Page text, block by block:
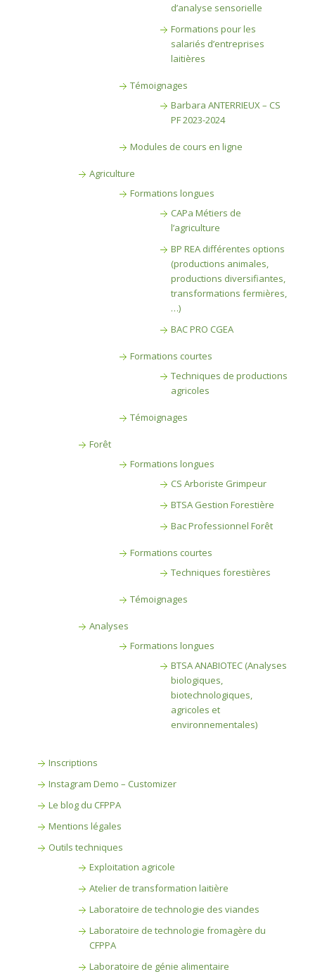
d’analyse sensorielle
Formations pour les
salariés d’entreprises
laitières
Témoignages
Barbara ANTERRIEUX – CS
PF 2023-2024
Modules de cours en ligne
Agriculture
Formations longues
CAPa Métiers de
l’agriculture
BP REA différentes options
(productions animales,
productions diversifiantes,
transformations fermières,
…)
BAC PRO CGEA
Formations courtes
Techniques de productions
agricoles
Témoignages
Forêt
Formations longues
CS Arboriste Grimpeur
BTSA Gestion Forestière
Bac Professionnel Forêt
Formations courtes
Techniques forestières
Témoignages
Analyses
Formations longues
BTSA ANABIOTEC (Analyses
biologiques,
biotechnologiques,
agricoles et
environnementales)
Inscriptions
Instagram Demo – Customizer
Le blog du CFPPA
Mentions légales
Outils techniques
Exploitation agricole
Atelier de transformation laitière
Laboratoire de technologie des viandes
Laboratoire de technologie fromagère du
CFPPA
Laboratoire de génie alimentaire